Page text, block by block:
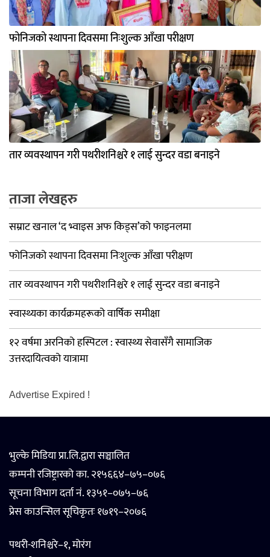
फोनिजको स्थापना दिवसमा निःशुल्क आँखा परीक्षण
तार व्यवस्थापन गरी पथरीशनिश्चरे १ लाई सुन्दर वडा बनाइने
ताजा लेखहरु
सम्राट खनाल ‘द भ्वाइस अफ किड्स’को फाइनलमा
फोनिजको स्थापना दिवसमा निःशुल्क आँखा परीक्षण
तार व्यवस्थापन गरी पथरीशनिश्चरे १ लाई सुन्दर वडा बनाइने
स्वास्थ्यका कार्यक्रमहरूको वार्षिक समीक्षा
१२ वर्षमा अरनिको हस्पिटल : स्वास्थ्य सेवासँगै सामाजिक
उत्तरदायित्वको यात्रामा
Advertise Expired !
भुल्के मिडिया प्रा.लि.द्वारा सञ्चालित
कम्पनी रजिष्ट्रारको का. २१५६६४–७५–०७६
सूचना विभाग दर्ता नं. १३५१–०७५–७६
प्रेस काउन्सिल सूचिकृतः १७१९–२०७६
पथरी-शनिश्चरे–१, मोरंग